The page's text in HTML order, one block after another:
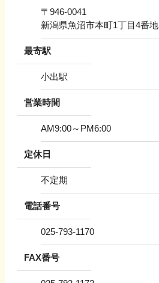
〒 946-0041
新潟県魚沼市本町1丁目4番地
最寄駅
小出駅
営業時間
AM9:00～PM6:00
定休日
不定期
電話番号
025-793-1170
FAX番号